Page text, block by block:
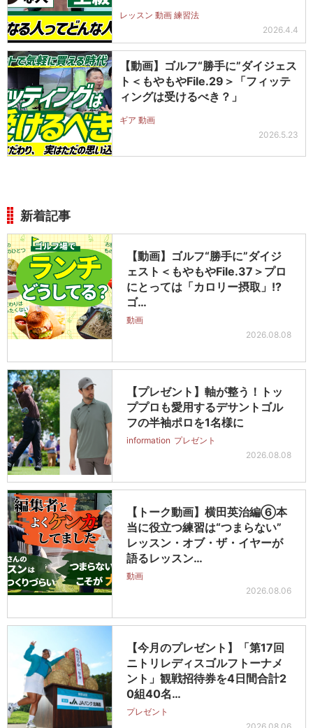
レッスン 動画 練習法
2026.4.4
【動画】ゴルフ“勝手に”ダイジェス
ト＜もやもやFile.29＞「フィッテ
ィングは受けるべき？」
ギア 動画
2026.5.23
新着記事
【動画】ゴルフ“勝手に”ダイジ
ェスト＜もやもやFile.37＞プロ
にとっては「カロリー摂取」!?
ゴ…
動画
2026.08.08
【プレゼント】軸が整う！トッ
ププロも愛用するデサントゴル
フの半袖ポロを1名様に
information プレゼント
2026.08.08
【トーク動画】横田英治編⑥本
当に役立つ練習は“つまらない”
レッスン・オブ・ザ・イヤーが
語るレッスン…
動画
2026.08.06
【今月のプレゼント】「第17回
ニトリレディスゴルフトーナメ
ント」観戦招待券を4日間合計2
0組40名…
プレゼント